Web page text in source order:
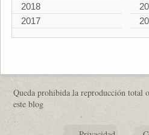
2018
2017
Queda prohibida la reproducción total
este blog